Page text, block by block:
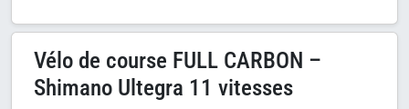
Vélo de course FULL CARBON –
Shimano Ultegra 11 vitesses